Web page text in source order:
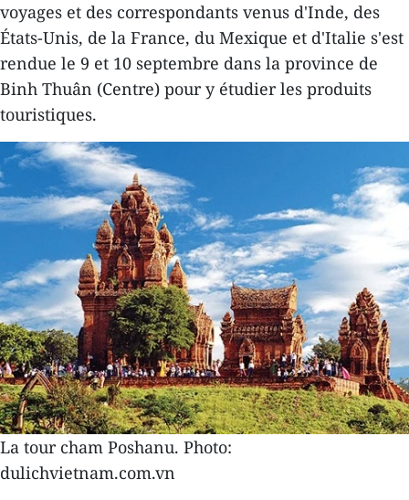
voyages et des correspondants venus d'Inde, des
États-Unis, de la France, du Mexique et d'Italie s'est
rendue le 9 et 10 septembre dans la province de
Binh Thuân (Centre) pour y étudier les produits
touristiques.
La tour cham Poshanu. Photo:
dulichvietnam.com.vn